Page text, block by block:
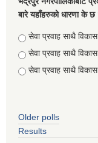
बारे यहाँहरुको धारणा के छ
Choices
सेवा प्रवाह साथै विकास
सेवा प्रवाह साथै
सेवा प्रवाह साथै
Older polls
Results